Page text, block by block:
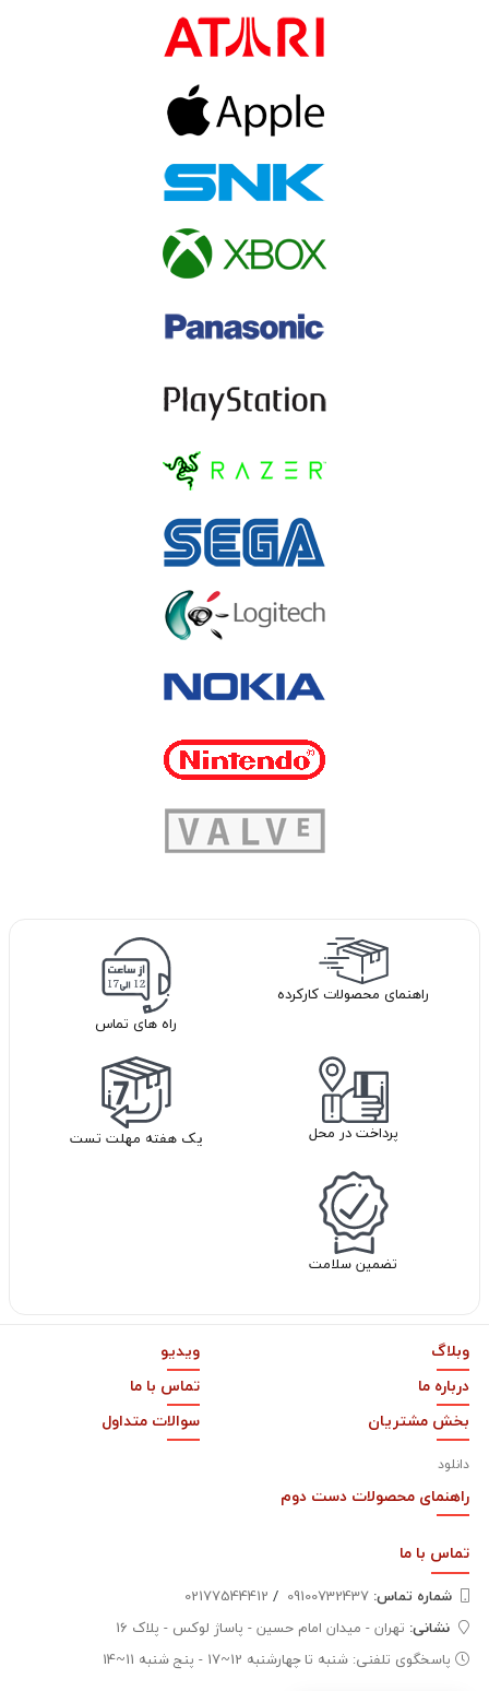
راهنمای محصولات کارکرده
راه های تماس
پرداخت در محل یک هفته مهلت تست
تضمین سلامت
وبلاگ
ویدیو
درباره ما
تماس با ما
بخش مشتریان
دانلود
سوالات متداول
راهنمای محصولات دست دوم
تماس با ما
شماره تماس‌: /
02177544412
نشانی: تهران - میدان امام حسین - پاساژ لوکس - پلاک 16
پاسخگوی تلفنی: شنبه تا چهارشنبه 12~17 - پنج شنبه 11~14